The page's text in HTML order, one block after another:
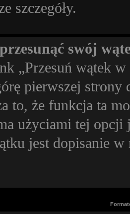
szczegóły.
swój
„Przesuń wątek
pierwszej
to, że funkcja ta
użyciami tej opcji
jest dopisanie